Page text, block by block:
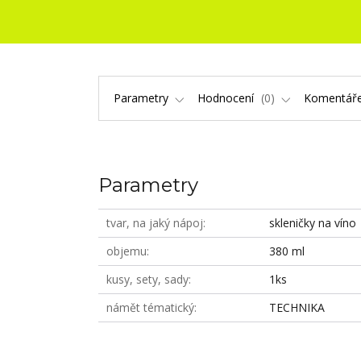
Parametry Hodnocení 0
Parametry
tvar, na jaký nápoj
skleničky na víno
objemu
380 ml
kusy, sety, sady
1ks
námět tématický
TECHNIKA